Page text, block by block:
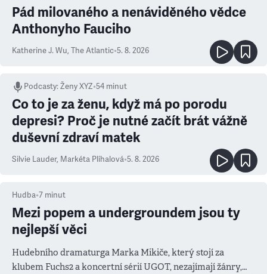
Pád milovaného a nenáviděného vědce
Anthonyho Fauciho
Katherine J. Wu, The Atlantic•5. 8. 2026
Podcasty:Ženy XYZ•54 minut
Co to je za ženu, když má po porodu
depresi? Proč je nutné začít brát vážně
duševní zdraví matek
Silvie Lauder, Markéta Plíhalová•5. 8. 2026
Hudba•7 minut
Mezi popem a undergroundem jsou ty
nejlepší věci
Hudebního dramaturga Marka Mikiče, který stojí za
klubem Fuchs2 a koncertní sérií UGOT, nezajímají žánry,